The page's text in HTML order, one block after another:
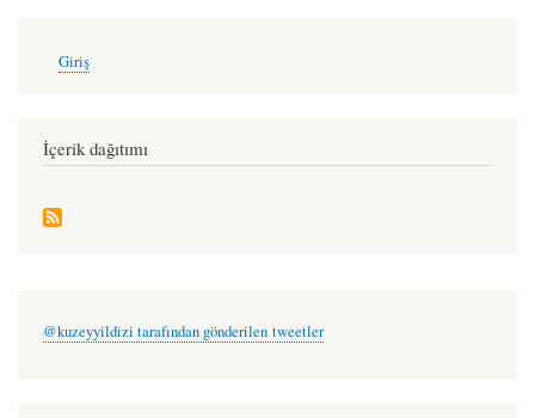
account
Giriş
İçerik dağıtımı
@kuzeyyildizi tarafından gönderilen tweetler